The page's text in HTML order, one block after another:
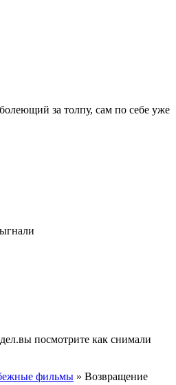
за толпу, сам по себе уже
посмотрите как снимали
фильмы » Возвращение